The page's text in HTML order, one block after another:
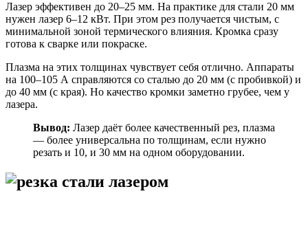
Лазер эффективен до 20–25 мм. На практике для стали 20 мм
нужен лазер 6–12 кВт. При этом рез получается чистым, с
минимальной зоной термического влияния. Кромка сразу
готова к сварке или покраске.
Плазма на этих толщинах чувствует себя отлично. Аппараты
на 100–105 А справляются со сталью до 20 мм (с пробивкой) и
до 40 мм (с края). Но качество кромки заметно грубее, чем у
лазера.
Вывод: Лазер даёт более качественный рез, плазма
— более универсальна по толщинам, если нужно
резать и 10, и 30 мм на одном оборудовании.